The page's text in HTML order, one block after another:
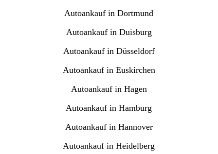
Autoankauf in Dortmund
Autoankauf in Duisburg
Autoankauf in Düsseldorf
Autoankauf in Euskirchen
Autoankauf in Hagen
Autoankauf in Hamburg
Autoankauf in Hannover
Autoankauf in Heidelberg